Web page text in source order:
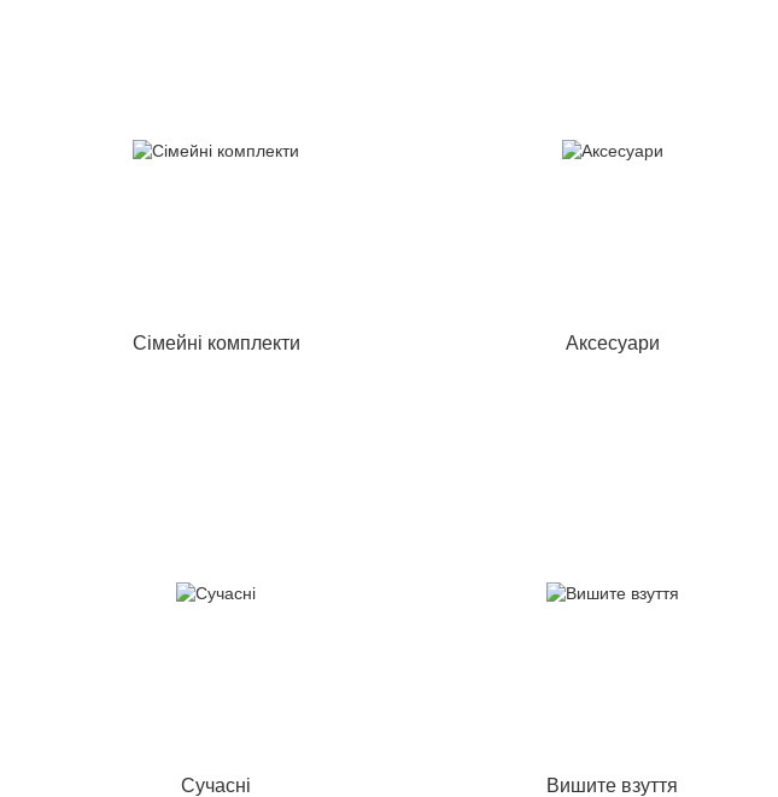
Сімейні комплекти Аксесуари
Сучасні Вишите взуття